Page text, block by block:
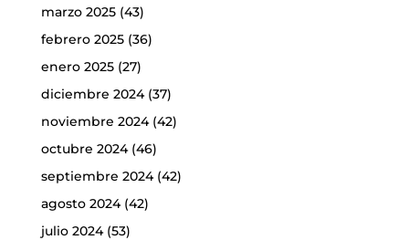
marzo 2025(43)
febrero 2025(36)
enero 2025(27)
diciembre 2024(37)
noviembre 2024(42)
octubre 2024(46)
septiembre 2024(42)
agosto 2024(42)
julio 2024(53)